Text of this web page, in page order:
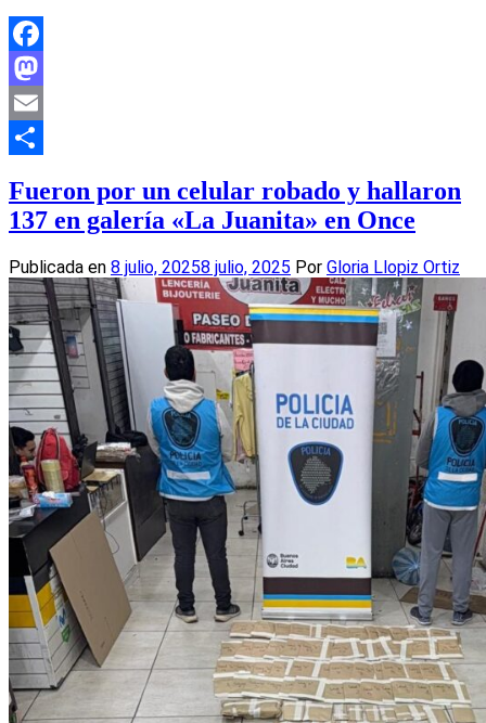
Facebook
Mastodon
Email
Fueron por un celular robado y hallaron
137 en galería «La Juanita» en Once
Publicada en 8 julio, 20258 julio, 2025 Por Gloria Llopiz Ortiz